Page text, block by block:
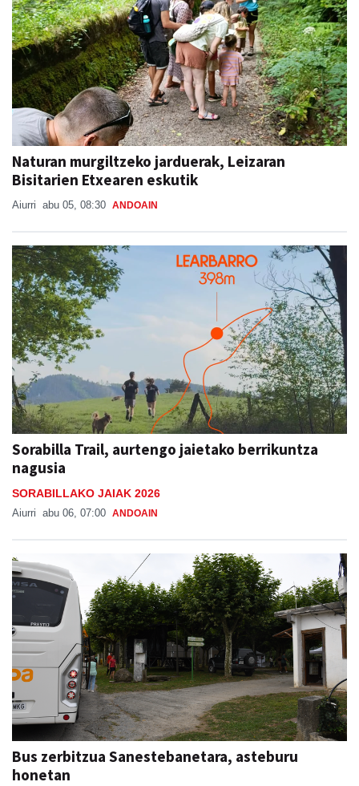
Naturan murgiltzeko jarduerak, Leizaran
Bisitarien Etxearen eskutik
Aiurri abu 05, 08:30 ANDOAIN
Sorabilla Trail, aurtengo jaietako berrikuntza
nagusia
SORABILLAKO JAIAK 2026
Aiurri abu 06, 07:00 ANDOAIN
Bus zerbitzua Sanestebanetara, asteburu
honetan